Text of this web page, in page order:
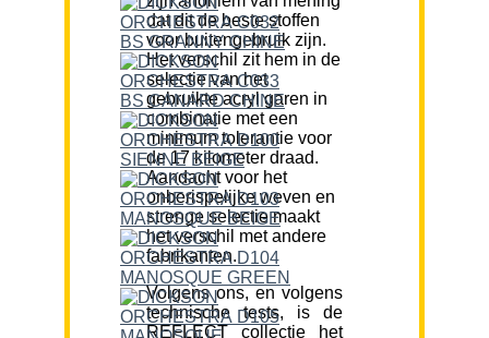
dat dit de beste stoffen
voor buitengebruik zijn.
Het verschil zit hem in de
selectie van het
gebruikte acryl garen in
combinatie met een
minimum tolerantie voor
de 17 kilometer draad.
Aandacht voor het
onberispelijke weven en
strenge selectie maakt
het verschil met andere
fabrikanten.
Volgens ons, en volgens
technische tests, is de
REFLECT collectie het